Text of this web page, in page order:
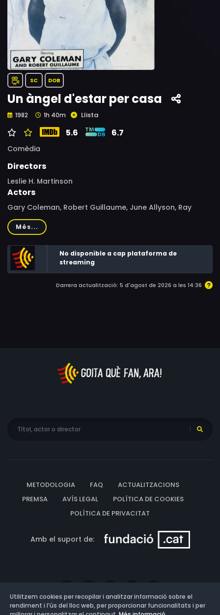
SC DOB
Un àngel d'estar per casa
1982 1h 40m Llista
5.6 6.7
Comèdia
Directors
Leslie H. Martinson
Actors
Gary Coleman, Robert Guillaume, June Allyson, Ray
Walston, Mason Adams, John Pleshette, Lani O'Grady,
Telma Hopkins, Kim Fields, Tammy Lauren, Keith Coogan,
Georg Stanford Brown, Corey Feldman, Don Diamond,
Billy Beck, Jim Begg, Rachel Jacobs, Rance Howard, Ty
Mitchell
Més...
No disponible a cap plataforma de
streaming
Darrera actualització: 5 d'agost de 2026 a les 14:36
METODOLOGIA FAQ
ACTUALITZACIONS
PREMSA
AVÍS LEGAL
POLÍTICA DE COOKIES
POLÍTICA DE PRIVACITAT
Amb el suport de:
Utilitzem cookies per recopilar i analitzar informació sobre el
rendiment i l’ús del lloc web, per proporcionar funcionalitats i per